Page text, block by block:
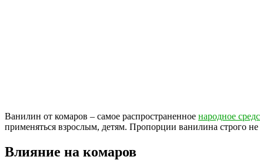
Ванилин от комаров – самое распространенное народное
применяться взрослым, детям. Пропорции ванилина строго
Влияние на комаров